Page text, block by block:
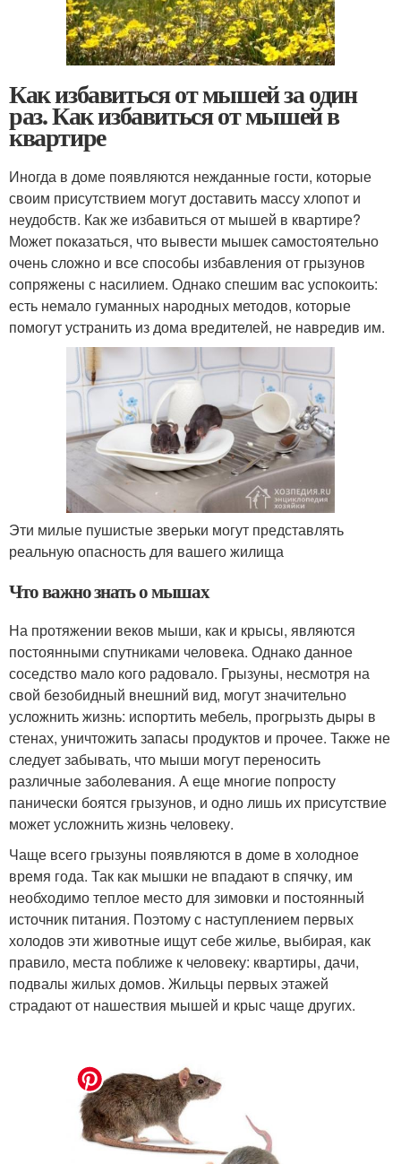
Как избавиться от мышей за один
раз. Как избавиться от мышей в
квартире
Иногда в доме появляются нежданные гости, которые
своим присутствием могут доставить массу хлопот и
неудобств. Как же избавиться от мышей в квартире?
Может показаться, что вывести мышек самостоятельно
очень сложно и все способы избавления от грызунов
сопряжены с насилием. Однако спешим вас успокоить:
есть немало гуманных народных методов, которые
помогут устранить из дома вредителей, не навредив им.
Эти милые пушистые зверьки могут представлять
реальную опасность для вашего жилища
Что важно знать о мышах
На протяжении веков мыши, как и крысы, являются
постоянными спутниками человека. Однако данное
соседство мало кого радовало. Грызуны, несмотря на
свой безобидный внешний вид, могут значительно
усложнить жизнь: испортить мебель, прогрызть дыры в
стенах, уничтожить запасы продуктов и прочее. Также не
следует забывать, что мыши могут переносить
различные заболевания. А еще многие попросту
панически боятся грызунов, и одно лишь их присутствие
может усложнить жизнь человеку.
Чаще всего грызуны появляются в доме в холодное
время года. Так как мышки не впадают в спячку, им
необходимо теплое место для зимовки и постоянный
источник питания. Поэтому с наступлением первых
холодов эти животные ищут себе жилье, выбирая, как
правило, места поближе к человеку: квартиры, дачи,
подвалы жилых домов. Жильцы первых этажей
страдают от нашествия мышей и крыс чаще других.